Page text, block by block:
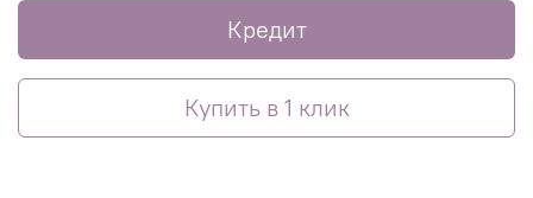
Кредит
Купить в 1 клик